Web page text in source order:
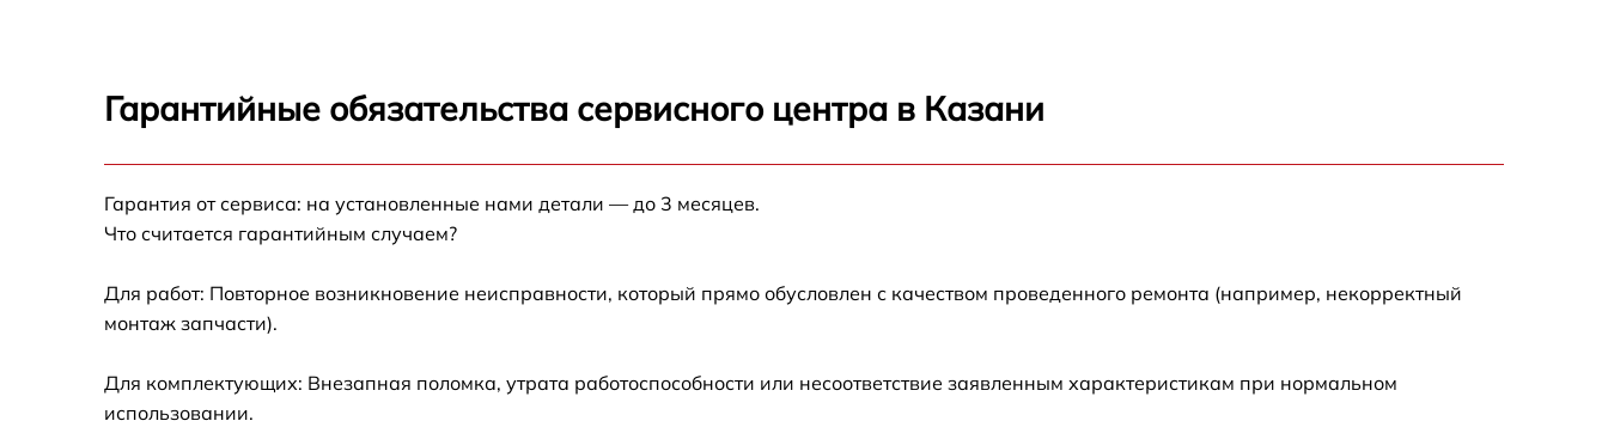
Замена звуковой платы Ardor H299
Гарантийные обязательства сервисного центра в Казани
Гарантия от сервиса: на установленные нами детали — до 3 месяцев.
Что считается гарантийным случаем?
Для работ: Повторное возникновение неисправности, который прямо обусловлен с качеством проведенного ремонта (например, некорректный
монтаж запчасти).
Для комплектующих: Внезапная поломка, утрата работоспособности или несоответствие заявленным характеристикам при нормальном
использовании.